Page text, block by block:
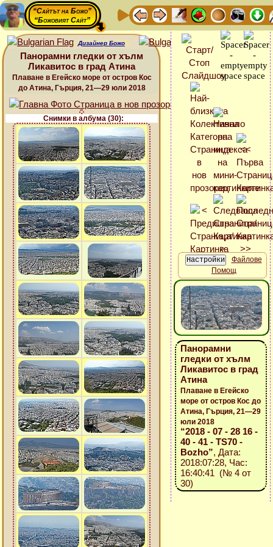
“Сайтът на Божо”
“Божовият Сайт”
Дизайнер Божо
Панорамни гледки от хълм
Ликавитос в град Атина
Плаване в Егейско море от остров Кос
до Атина, Гърция, 21—29 юли 2018
Снимки в албума (30):
Файлове
Помощ
Панорамни
гледки от хълм
Ликавитос в град
Атина
Плаване в Егейско
море от остров Кос до
Атина, Гърция, 21—29
юли 2018
“2018 - 07 - 28 16 -
40 - 41 - TS70 -
Bozho”, Дата:
2018:07:28, Час:
16:40:41 (№ 4 от
30)